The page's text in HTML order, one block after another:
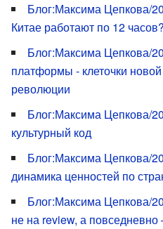
Блог:Максима Цепкова/
Китае работают по 12 часов?
Блог:Максима Цепкова/
платформы - клеточки
революции
Блог:Максима Цепкова/
культурный код
Блог:Максима Цепкова/
динамика ценностей по
Блог:Максима Цепкова/
не на review, а повседневно